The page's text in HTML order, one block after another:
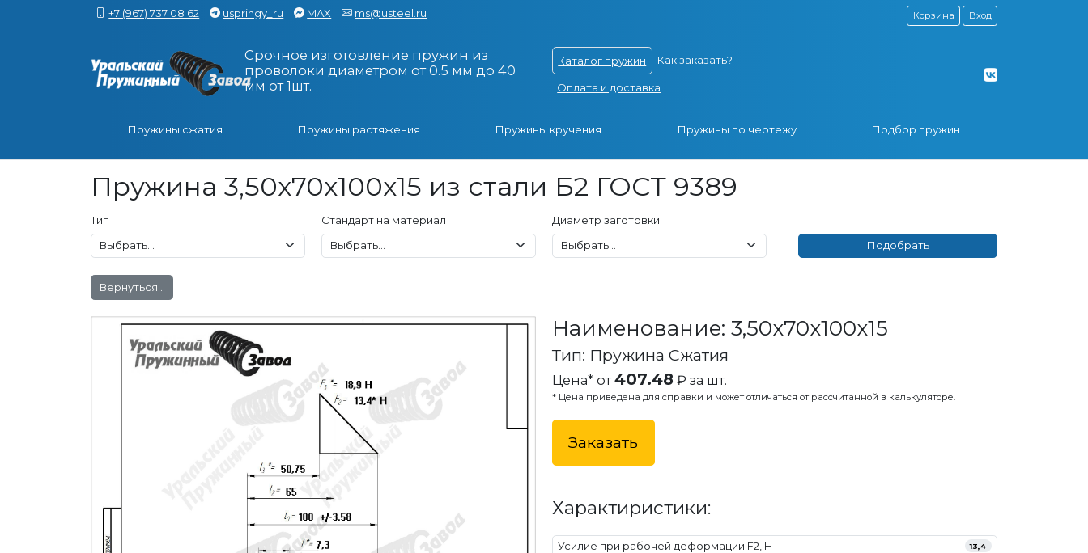
+7 (967) 737 08 62 uspringy_ru MAX ms@usteel.ru Корзина Вход
Срочное изготовление пружин из
проволоки диаметром от 0.5 мм до 40
мм от 1шт.
Каталог пружин Как заказать?
Оплата и доставка
Пружины сжатия Пружины растяжения Пружины кручения Пружины по чертежу Подбор пружин
Пружина 3,50x70x100x15 из стали Б2 ГОСТ 9389
Тип Стандарт на материал Диаметр заготовки
Вернуться...
Наименование: 3,50x70x100x15
Тип: Пружина Сжатия
Цена* от407.48 ₽ за шт.
* Цена приведена для справки и может отличаться от рассчитанной в калькуляторе.
Заказать
Характиристики:
Усилие при рабочей деформации F2, Н 13,4